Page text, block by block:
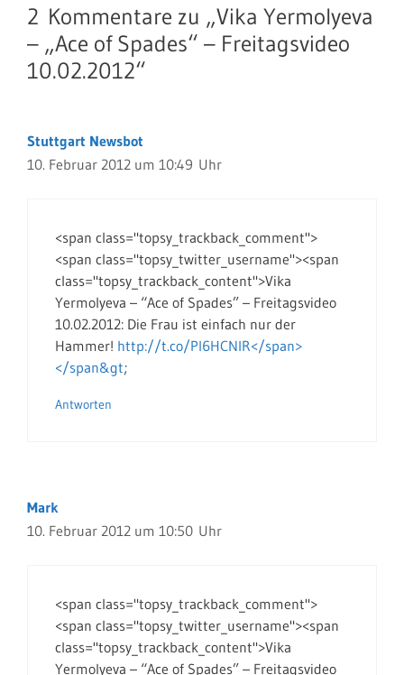
2 Kommentare zu „Vika Yermolyeva
– „Ace of Spades“ – Freitagsvideo
10.02.2012“
Stuttgart Newsbot
10. Februar 2012 um 10:49 Uhr
<span class="topsy_trackback_comment">
<span class="topsy_twitter_username"><span
class="topsy_trackback_content">Vika
Yermolyeva – “Ace of Spades” – Freitagsvideo
10.02.2012: Die Frau ist einfach nur der
Hammer! http://t.co/Pl6HCNIR</span>
</span&gt;
Antworten
Mark
10. Februar 2012 um 10:50 Uhr
<span class="topsy_trackback_comment">
<span class="topsy_twitter_username"><span
class="topsy_trackback_content">Vika
Yermolyeva – “Ace of Spades” – Freitagsvideo